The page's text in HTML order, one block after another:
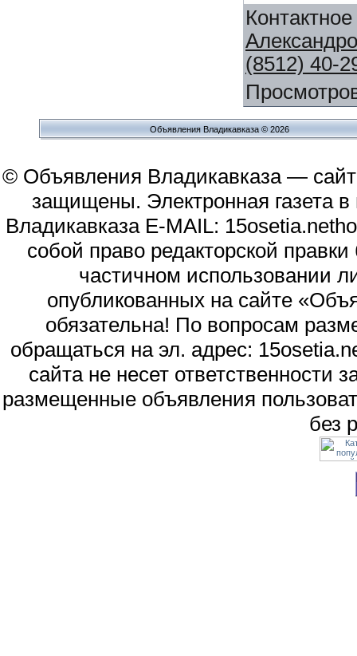
(8512) 40-
Объявления Владикавказа © 2026
© Объявления Владикавказа —
защищены. Электронная газета
Владикавказа E-MAIL:
собой право редакторской
частичном использовании
опубликованных на сайте
обязательна! По вопросам
обращаться на эл. адрес:
сайта не несет
размещенные объявления
без